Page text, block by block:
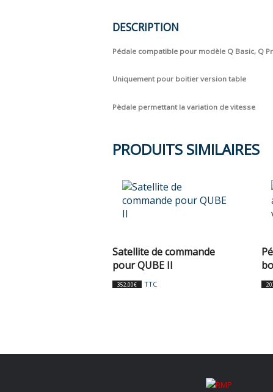
DESCRIPTION
Pédale compatible pour modèle Q Basic, Q
Uniquement pour boitier version table
Pèdale permettant la variation de vitesse
PRODUITS SIMILAIRES
Satellite de commande
pour QUBE II
352,00€ TTC